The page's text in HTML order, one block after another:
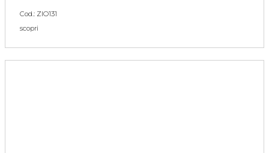
Cod.: ZIO131
scopri